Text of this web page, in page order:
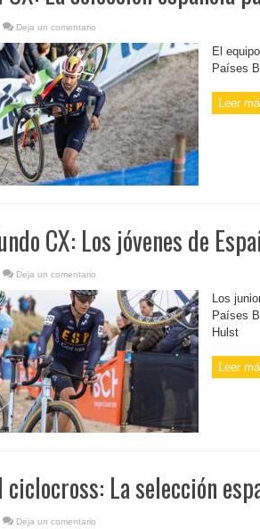
Deja un comentario
El
Países
Leer
CX: Los jóvenes de
Deja un comentario
Los
Países
Hulst
Leer
La selección
Deja un comentario